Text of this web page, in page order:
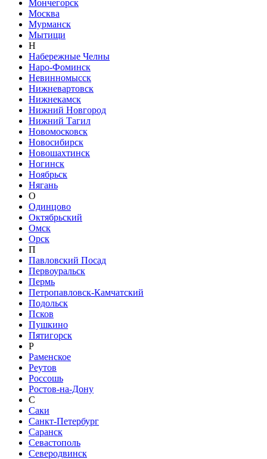
Мончегорск
Москва
Мурманск
Мытищи
Н
Набережные Челны
Наро-Фоминск
Невинномысск
Нижневартовск
Нижнекамск
Нижний Новгород
Нижний Тагил
Новомосковск
Новосибирск
Новошахтинск
Ногинск
Ноябрьск
Нягань
О
Одинцово
Октябрьский
Омск
Орск
П
Павловский Посад
Первоуральск
Пермь
Петропавловск-Камчатский
Подольск
Псков
Пушкино
Пятигорск
Р
Раменское
Реутов
Россошь
Ростов-на-Дону
С
Саки
Санкт-Петербург
Саранск
Севастополь
Северодвинск